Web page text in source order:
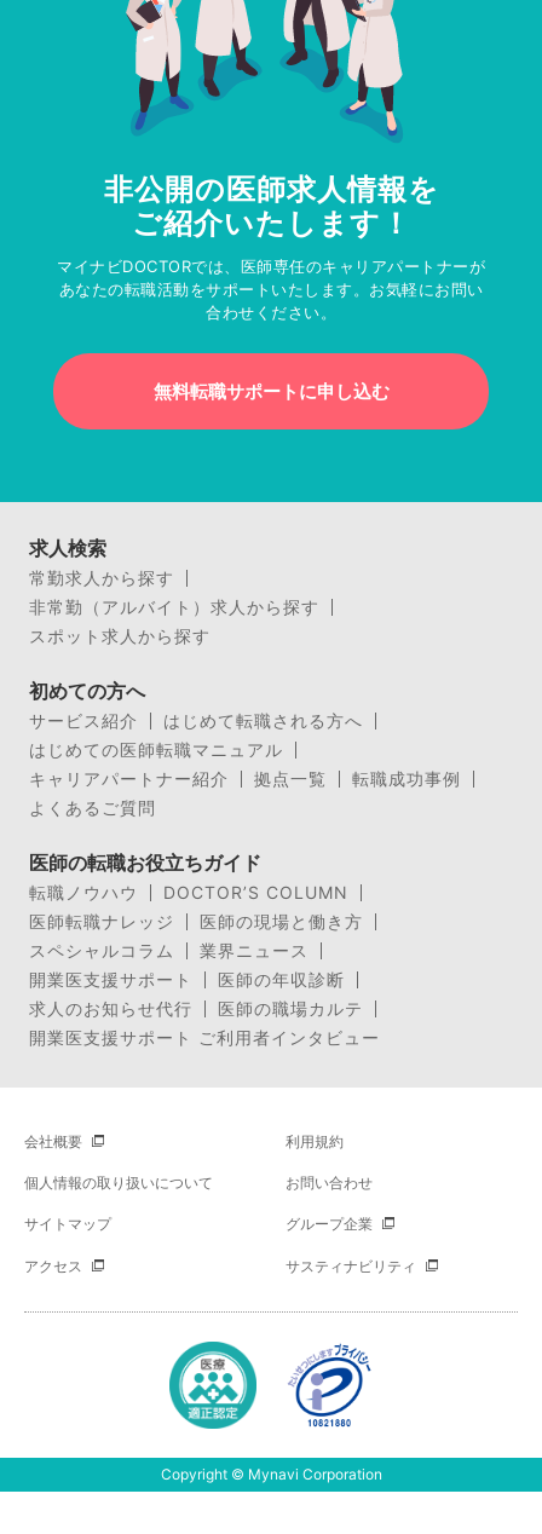
非公開の医師求人情報を
ご紹介いたします！
マイナビDOCTORでは、医師専任のキャリアパートナーが
あなたの転職活動をサポートいたします。お気軽にお問い
合わせください。
無料転職サポートに申し込む
求人検索
常勤求人から探す
非常勤（アルバイト）求人から探す
スポット求人から探す
初めての方へ
サービス紹介
はじめて転職される方へ
はじめての医師転職マニュアル
キャリアパートナー紹介
拠点一覧
転職成功事例
よくあるご質問
医師の転職お役立ちガイド
転職ノウハウ
DOCTOR’S COLUMN
医師転職ナレッジ
医師の現場と働き方
スペシャルコラム
業界ニュース
開業医支援サポート
医師の年収診断
求人のお知らせ代行
医師の職場カルテ
開業医支援サポート ご利用者インタビュー
会社概要 利用規約
個人情報の取り扱いについて お問い合わせ
サイトマップ グループ企業
アクセス サスティナビリティ
Copyright © Mynavi Corporation